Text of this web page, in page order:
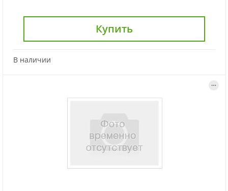
Купить
В наличии